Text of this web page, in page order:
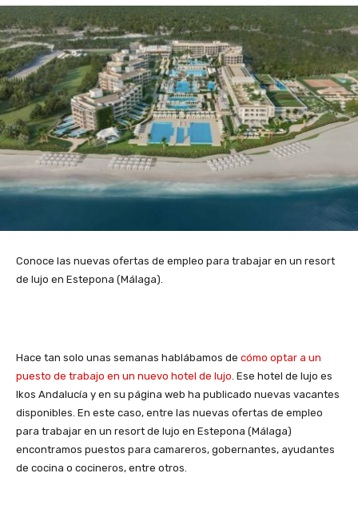
Conoce las nuevas ofertas de empleo para trabajar en un resort
de lujo en Estepona (Málaga).
Hace tan solo unas semanas hablábamos de cómo optar a un
puesto de trabajo en un nuevo hotel de lujo. Ese hotel de lujo es
Ikos Andalucía y en su página web ha publicado nuevas vacantes
disponibles. En este caso, entre las nuevas ofertas de empleo
para trabajar en un resort de lujo en Estepona (Málaga)
encontramos puestos para camareros, gobernantes, ayudantes
de cocina o cocineros, entre otros.